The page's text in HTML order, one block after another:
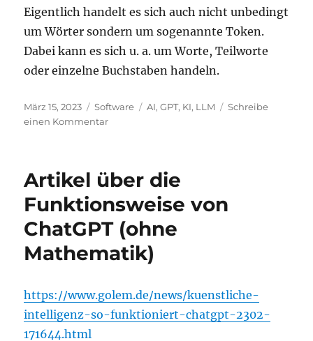
Eigentlich handelt es sich auch nicht unbedingt
um Wörter sondern um sogenannte Token.
Dabei kann es sich u. a. um Worte, Teilworte
oder einzelne Buchstaben handeln.
Veröffentlicht
am
März 15, 2023 Kategorien
Software Schlagwörter
AI,GPT, KI, LLM
Schreibe
einen Kommentarzu
models,
GPT-
4
base
model
to
predict
the
Artikel über die
Funktionsweise von
ChatGPT (ohne
Mathematik)
https://www.golem.de/news/kuenstliche-
intelligenz-so-funktioniert-chatgpt-2302-
171644.html